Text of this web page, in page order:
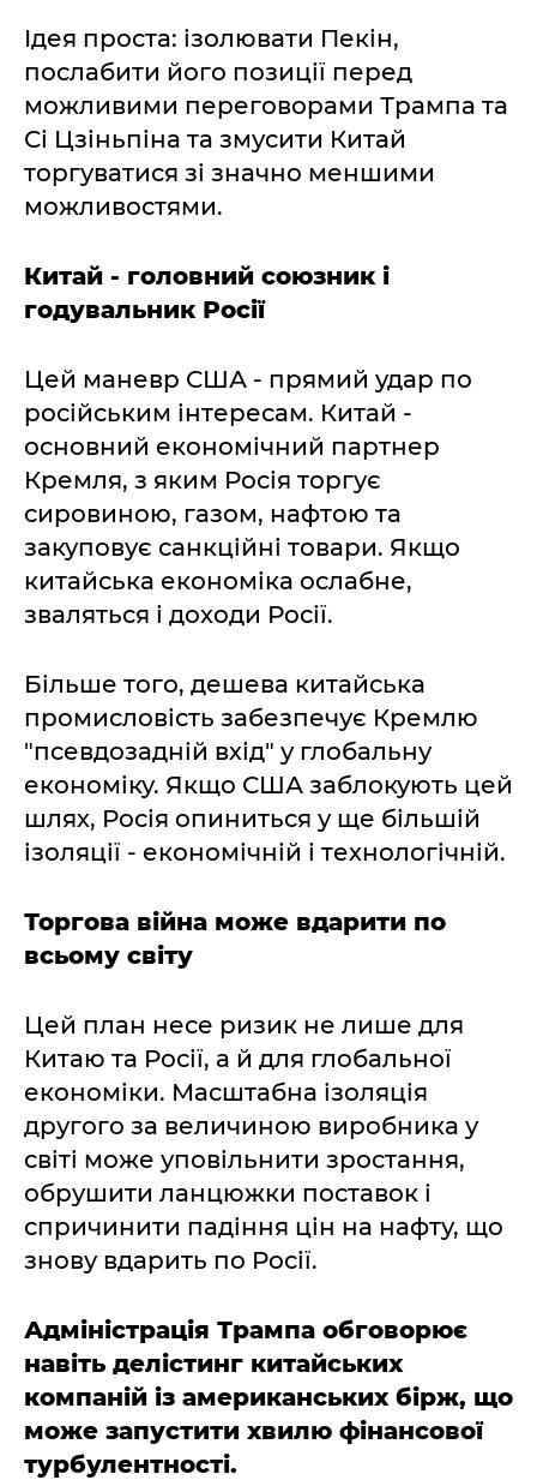
Ідея проста: ізолювати Пекін,
послабити його позиції перед
можливими переговорами Трампа та
Сі Цзіньпіна та змусити Китай
торгуватися зі значно меншими
можливостями.
Китай - головний союзник і
годувальник Росії
Цей маневр США - прямий удар по
російським інтересам. Китай -
основний економічний партнер
Кремля, з яким Росія торгує
сировиною, газом, нафтою та
закуповує санкційні товари. Якщо
китайська економіка ослабне,
зваляться і доходи Росії.
Більше того, дешева китайська
промисловість забезпечує Кремлю
"псевдозадній вхід" у глобальну
економіку. Якщо США заблокують цей
шлях, Росія опиниться у ще більшій
ізоляції - економічній і технологічній.
Торгова війна може вдарити по
всьому світу
Цей план несе ризик не лише для
Китаю та Росії, а й для глобальної
економіки. Масштабна ізоляція
другого за величиною виробника у
світі може уповільнити зростання,
обрушити ланцюжки поставок і
спричинити падіння цін на нафту, що
знову вдарить по Росії.
Адміністрація Трампа обговорює
навіть делістинг китайських
компаній із американських бірж, що
може запустити хвилю фінансової
турбулентності.